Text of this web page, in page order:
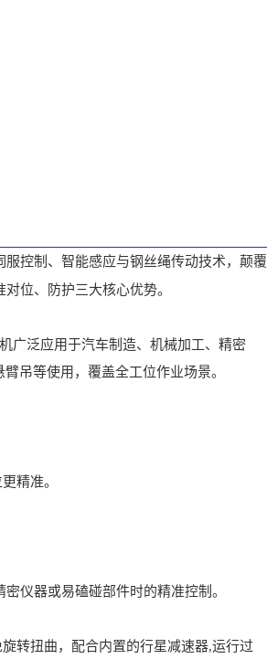
控制、智能感应与钢丝绳传动技术，颠覆
位、防护三大核心优势。
泛应用于汽车制造、机械加工、精密
吊等使用，覆盖全工位作业场景。
精准。
仪器或易磕碰部件时的精准控制。
扭曲，配合内置的行星减速器,运行过